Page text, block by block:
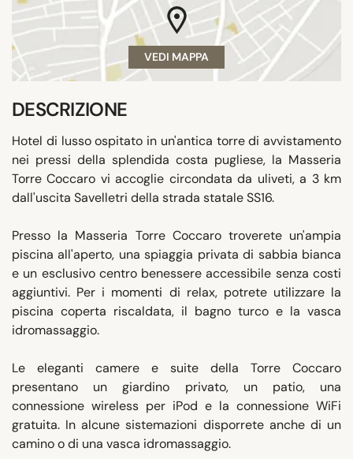
VEDI MAPPA
DESCRIZIONE
Hotel di lusso ospitato in un'antica torre di avvistamento
nei pressi della splendida costa pugliese, la Masseria
Torre Coccaro vi accoglie circondata da uliveti, a 3 km
dall'uscita Savelletri della strada statale SS16.
Presso la Masseria Torre Coccaro troverete un'ampia
piscina all'aperto, una spiaggia privata di sabbia bianca
e un esclusivo centro benessere accessibile senza costi
aggiuntivi. Per i momenti di relax, potrete utilizzare la
piscina coperta riscaldata, il bagno turco e la vasca
idromassaggio.
Le eleganti camere e suite della Torre Coccaro
presentano un giardino privato, un patio, una
connessione wireless per iPod e la connessione WiFi
gratuita. In alcune sistemazioni disporrete anche di un
camino o di una vasca idromassaggio.